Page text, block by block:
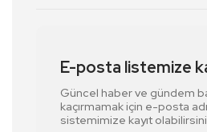
E-posta listemize
Güncel haber ve gündem
kaçırmamak için e-posta
sistemimize kayıt